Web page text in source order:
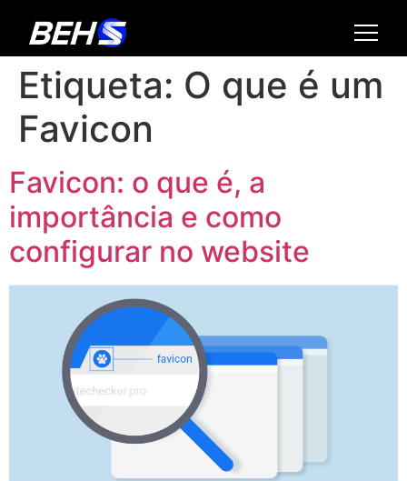
Etiqueta: O que é um
Favicon
Favicon: o que é, a
importância e como
configurar no website